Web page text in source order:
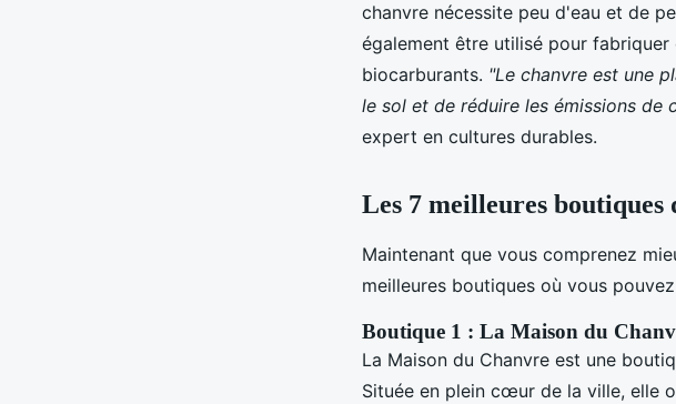
chanvre nécessite peu d'eau et de
également être utilisé pour
biocarburants. "Le chanvre est une
le sol et de réduire les émissions de
expert en cultures durables.
Les 7 meilleures
Maintenant que vous comprenez
meilleures boutiques où vous
Boutique 1 : La Maison du
La Maison du Chanvre est une
Située en plein cœur de la ville, elle